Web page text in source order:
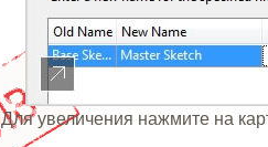
Для увеличения нажмите на